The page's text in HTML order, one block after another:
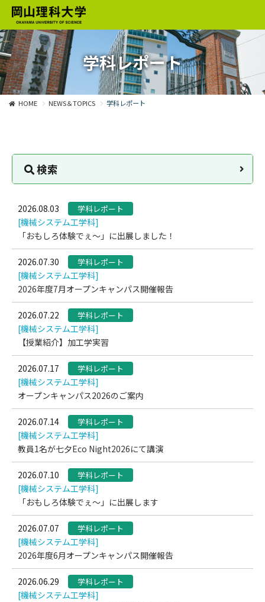
学科レポート
HOME NEWS＆TOPICS 学科レポート
検索
2026.08.03 学科レポート
[機械システム工学科]
「おもしろ体験でぇ～」に出展しました！
2026.07.30 学科レポート
[機械システム工学科]
2026年度7月オープンキャンパス開催報告
2026.07.22 学科レポート
[機械システム工学科]
【授業紹介】加工学実習
2026.07.17 学科レポート
[機械システム工学科]
オープンキャンパス2026のご案内
2026.07.14 学科レポート
[機械システム工学科]
教員1名が七夕Eco Night2026にて講演
2026.07.10 学科レポート
[機械システム工学科]
「おもしろ体験でぇ～」に出展します
2026.07.07 学科レポート
[機械システム工学科]
2026年度6月オープンキャンパス開催報告
2026.06.29 学科レポート
[機械システム工学科]